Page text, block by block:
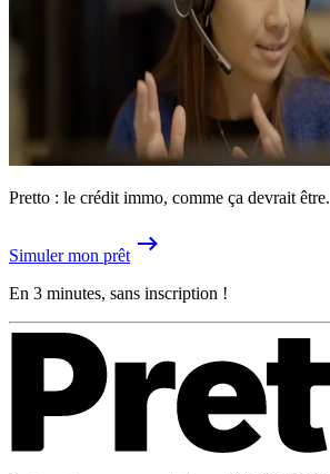
Pretto : le crédit immo, comme ça devrait être.
Simuler mon prêt
En 3 minutes, sans inscription !